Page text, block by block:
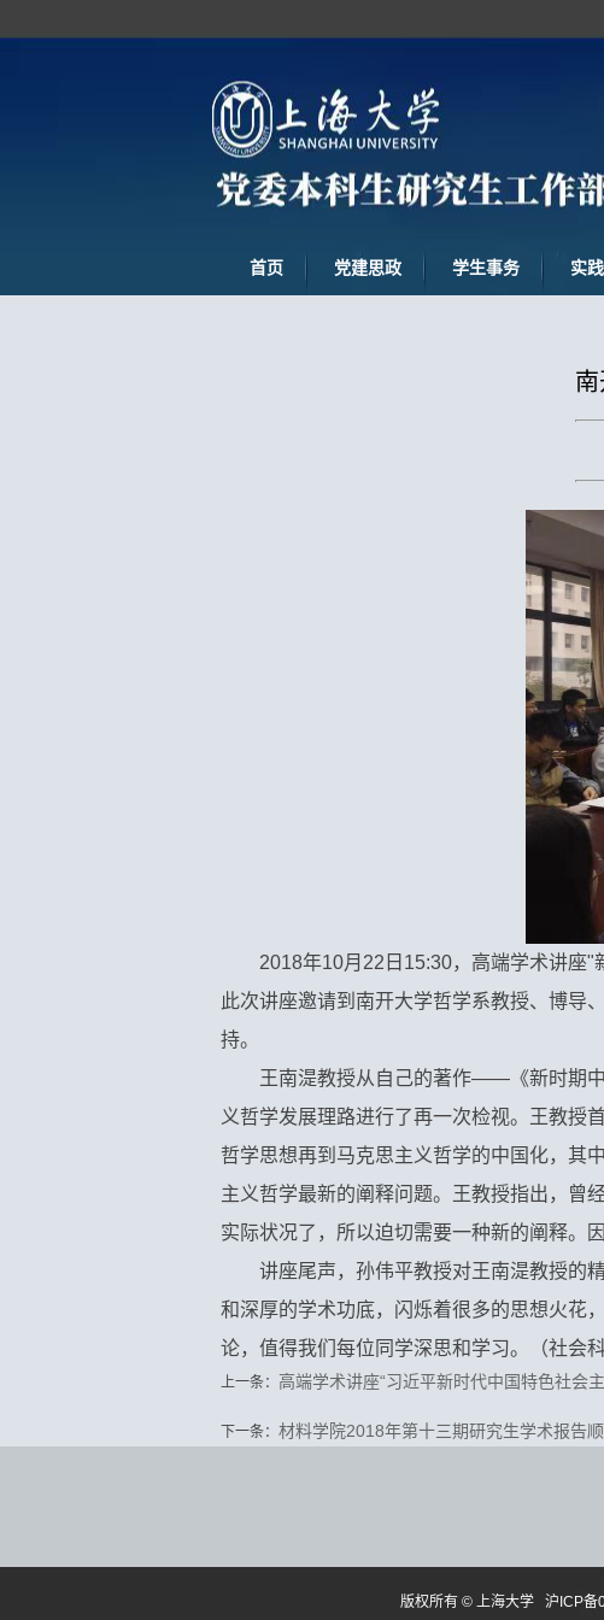
首页 党建思政 学生事务 实
2018年10月22日15:30，高端学术讲座"
此次讲座邀请到南开大学哲学系教授、博导
持。
王南湜教授从自己的著作——《新时期
义哲学发展理路进行了再一次检视。王教授
哲学思想再到马克思主义哲学的中国化，其
主义哲学最新的阐释问题。王教授指出，曾
实际状况了，所以迫切需要一种新的阐释。
讲座尾声，孙伟平教授对王南湜教授的
和深厚的学术功底，闪烁着很多的思想火花
论，值得我们每位同学深思和学习。（社会
上一条： 高端学术讲座“习近平新时代中国特色社会
下一条： 材料学院2018年第十三期研究生学术报告
版权所有 © 上海大学 沪ICP备